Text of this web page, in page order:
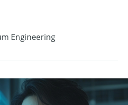
Engineering